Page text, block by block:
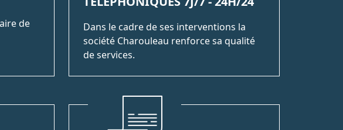
de
Dans le cadre de ses interventions la
société Charouleau renforce sa qualité
de services.